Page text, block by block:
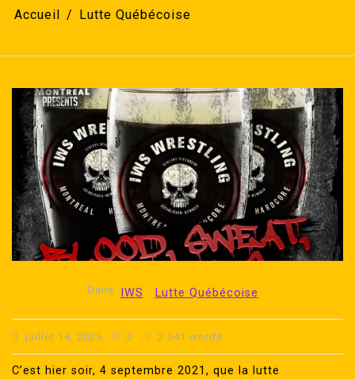
Accueil Lutte Québécoise
Dans IWS Lutte Québécoise
juillet 14, 2025 0 2 541 words
C’est hier soir, 4 septembre 2021, que la lutte